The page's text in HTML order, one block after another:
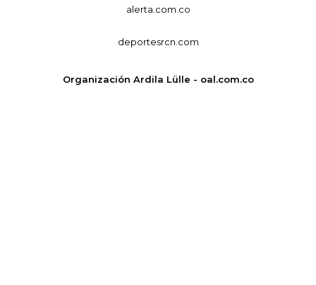
alerta.com.co
deportesrcn.com
Organización Ardila Lülle - oal.com.co